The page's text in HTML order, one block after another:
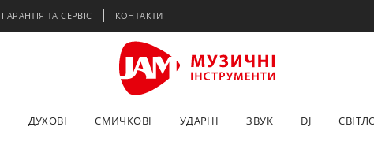
ГАРАНТІЯ ТА СЕРВІС КОНТАКТИ
ДУХОВІ СМИЧКОВІ УДАРНІ ЗВУК DJ